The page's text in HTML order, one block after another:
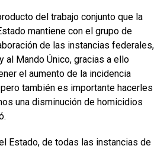
del trabajo conjunto que la
mantiene con el grupo de
de las instancias federales,
al Mando Único, gracias a ello
el aumento de la incidencia
también es importante hacerles
una disminución de homicidios
Estado, de todas las instancias de